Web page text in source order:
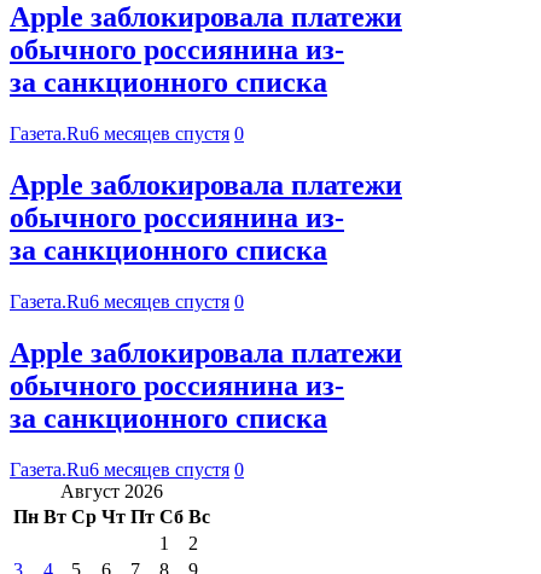
Apple заблокировала платежи
обычного россиянина из-
за санкционного списка
Газета.Ru6 месяцев спустя 0
Apple заблокировала платежи
обычного россиянина из-
за санкционного списка
Газета.Ru6 месяцев спустя 0
Apple заблокировала платежи
обычного россиянина из-
за санкционного списка
Газета.Ru6 месяцев спустя 0
Август 2026
Пн Вт Ср Чт Пт Сб Вс
1
2
3
4 5 6 7 8 9